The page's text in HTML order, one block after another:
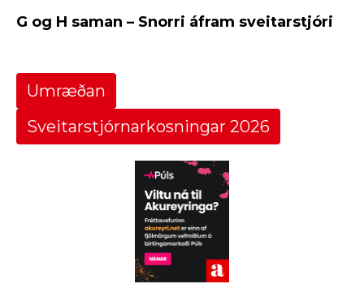
G og H saman – Snorri áfram sveitarstjóri
Umræðan
Sveitarstjórnarkosningar 2026